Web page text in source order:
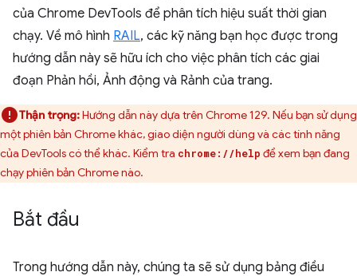
của Chrome DevTools để phân tích hiệu suất thời gian
chạy. Về mô hình RAIL, các kỹ năng bạn học được trong
hướng dẫn này sẽ hữu ích cho việc phân tích các giai
đoạn Phản hồi, Ảnh động và Rảnh của trang.
Thận trọng:Hướng dẫn này dựa trên Chrome 129. Nếu bạn sử dụng
một phiên bản Chrome khác, giao diện người dùng và các tính năng
của DevTools có thể khác. Kiểm tra chrome://help để xem bạn đang
chạy phiên bản Chrome nào.
Bắt đầu
Trong hướng dẫn này, chúng ta sẽ sử dụng bảng điều